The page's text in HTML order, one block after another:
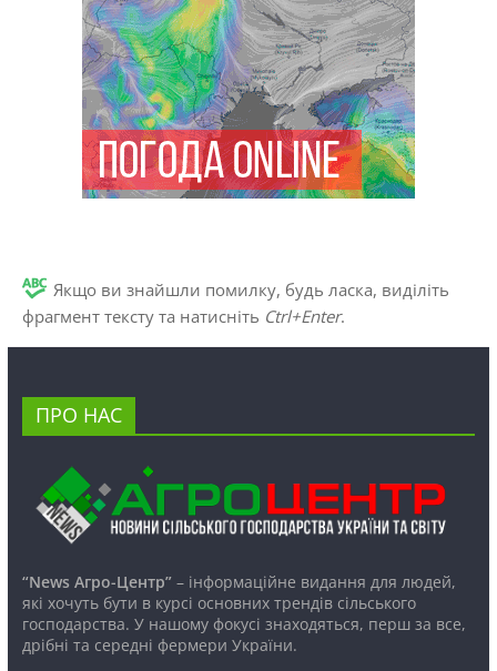
Якщо ви знайшли помилку, будь ласка, виділіть
фрагмент тексту та натисніть Ctrl+Enter.
ПРО НАС
“News Агро-Центр”– інформаційне видання для людей,
які хочуть бути в курсі основних трендів сільського
господарства. У нашому фокусі знаходяться, перш за все,
дрібні та середні фермери України.